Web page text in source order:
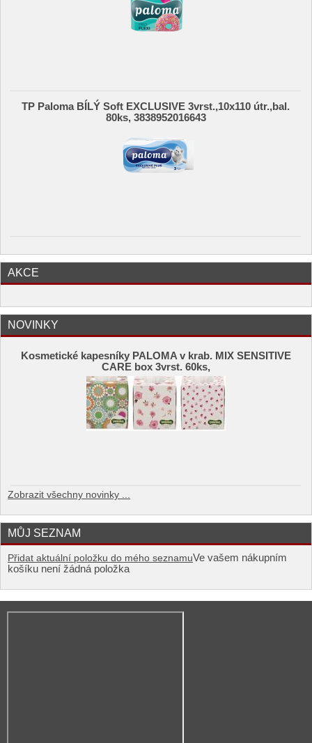
TP Paloma BÍLÝ Soft EXCLUSIVE 3vrst.,10x110 útr.,bal.
80ks, 3838952016643
AKCE
NOVINKY
Kosmetické kapesníky PALOMA v krab. MIX SENSITIVE
CARE box 3vrst. 60ks,
Zobrazit všechny novinky ...
MŮJ SEZNAM
Přidat aktuální položku do mého seznamuVe vašem nákupním
košíku není žádná položka